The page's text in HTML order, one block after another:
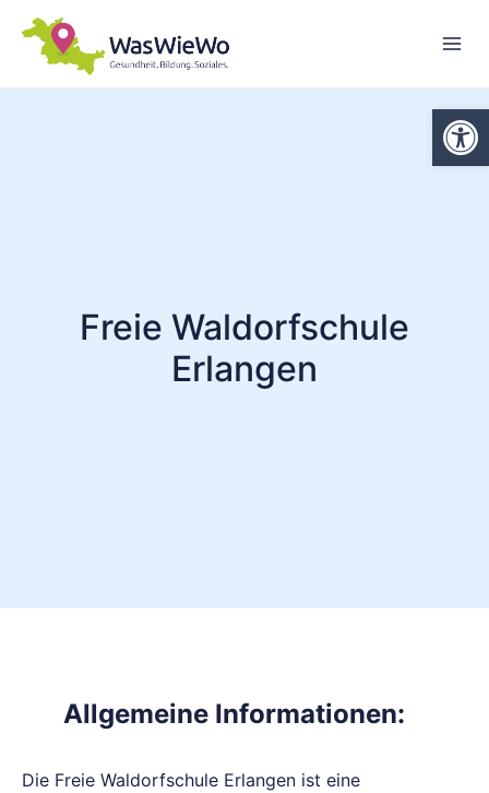
Inhalt
springen
Freie Waldorfschule
Erlangen
Allgemeine Informationen:
Die Freie Waldorfschule Erlangen ist eine